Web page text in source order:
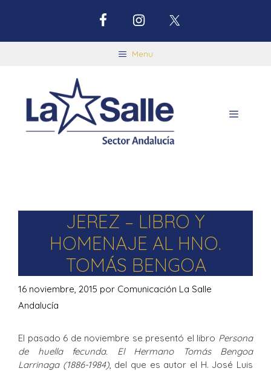
Menu
JEREZ – LIBRO Y
HOMENAJE AL HNO.
TOMÁS BENGOA
16 noviembre, 2015 por Comunicación La Salle
Andalucía
El pasado 6 de noviembre se presentó el libro Persona
de huella fecunda. El Hermano Tomás Bengoa
Larrinaga (1886-1984), del que es autor el H. José Luis